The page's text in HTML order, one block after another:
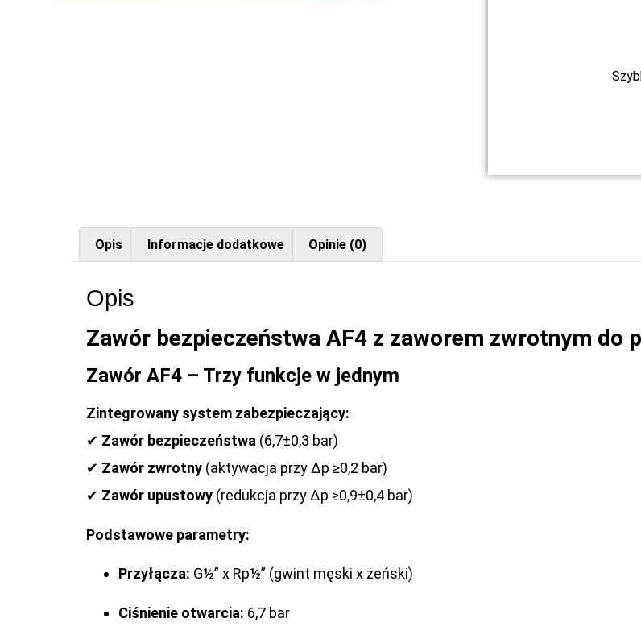
Opis Informacje dodatkowe Opinie (0)
Opis
Zawór bezpieczeństwa AF4 z zaworem zwrotnym do
Zawór AF4 – Trzy funkcje w jednym
Zintegrowany system zabezpieczający:
✔ Zawór bezpieczeństwa (6,7±0,3 bar)
✔ Zawór zwrotny (aktywacja przy Δp ≥0,2 bar)
✔ Zawór upustowy (redukcja przy Δp ≥0,9±0,4 bar)
Podstawowe parametry:
Przyłącza: G½” x Rp½” (gwint męski x żeński)
Ciśnienie otwarcia: 6,7 bar